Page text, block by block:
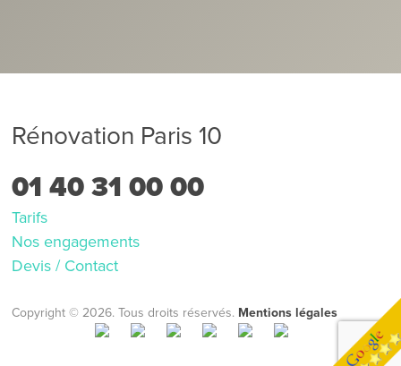
Rénovation Paris 10
01 40 31 00 00
Tarifs
Nos engagements
Devis / Contact
Copyright © 2026. Tous droits réservés. Mentions légales